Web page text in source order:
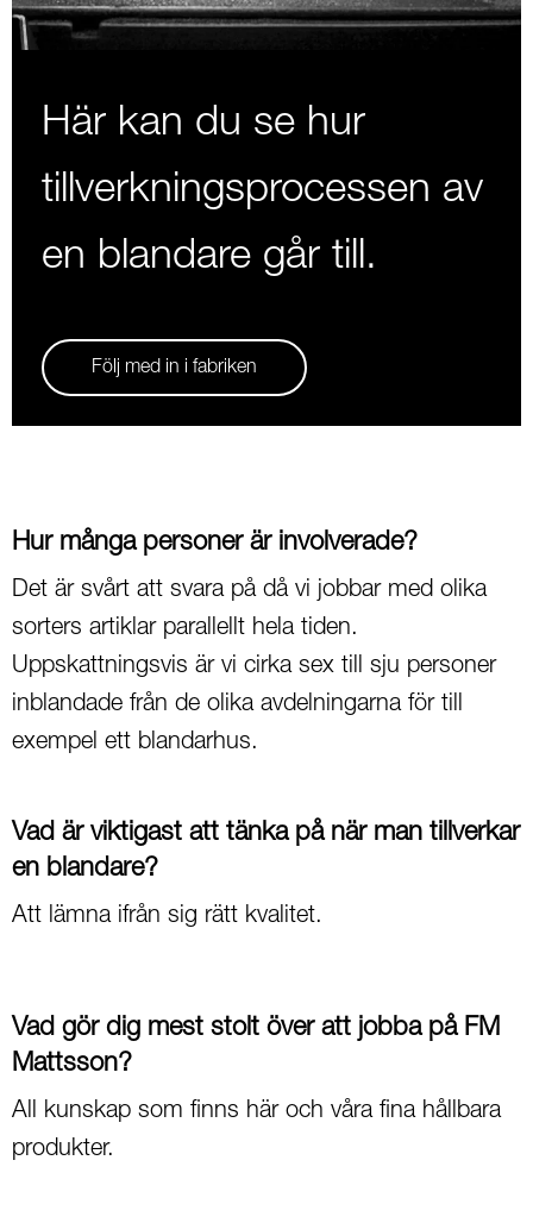
Här kan du se hur
tillverkningsprocessen av
en blandare går till.
Följ med in i fabriken
Hur många personer är involverade?
Det är svårt att svara på då vi jobbar med olika
sorters artiklar parallellt hela tiden.
Uppskattningsvis är vi cirka sex till sju personer
inblandade från de olika avdelningarna för till
exempel ett blandarhus.
Vad är viktigast att tänka på när man tillverkar
en blandare?
Att lämna ifrån sig rätt kvalitet.
Vad gör dig mest stolt över att jobba på FM
Mattsson?
All kunskap som finns här och våra fina hållbara
produkter.